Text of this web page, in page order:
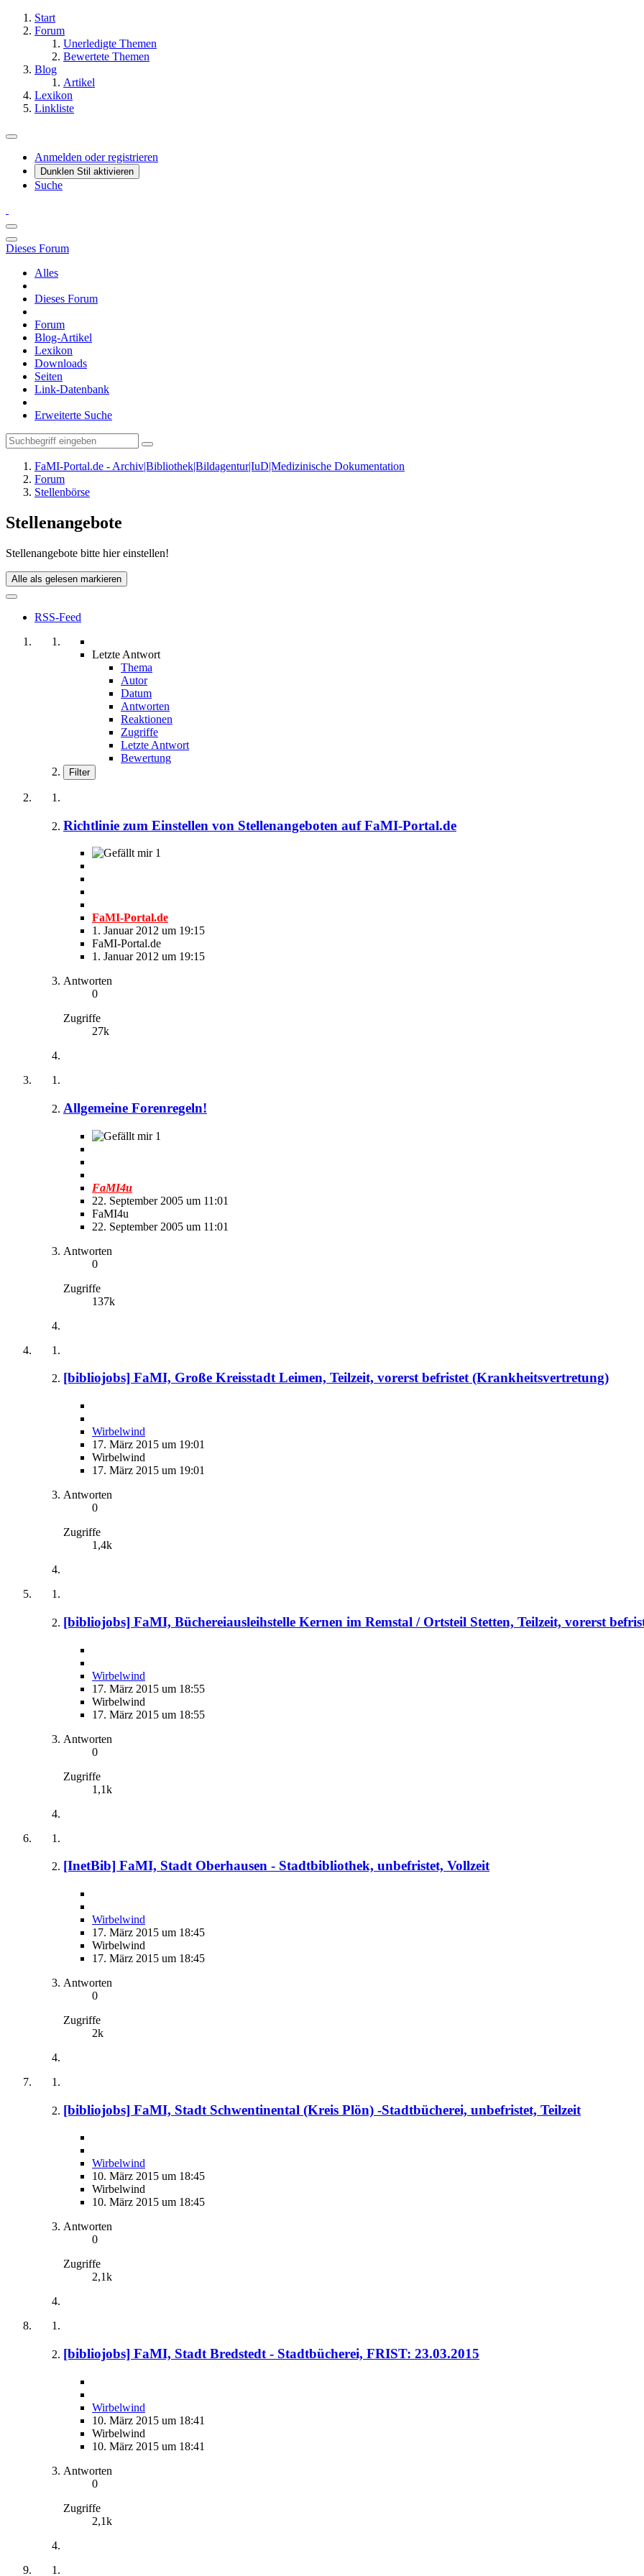
Start
Forum
Unerledigte Themen
Bewertete Themen
Blog
Artikel
Lexikon
Linkliste
Anmelden oder registrieren
Dunklen Stil aktivieren
Suche
Dieses Forum
Alles
Dieses Forum
Forum
Blog-Artikel
Lexikon
Downloads
Seiten
Link-Datenbank
Erweiterte Suche
FaMI-Portal.de - Archiv|Bibliothek|Bildagentur|IuD|Medizinische Dokumentation
Forum
Stellenbörse
Stellenangebote
Stellenangebote bitte hier einstellen!
Alle als gelesen markieren
RSS-Feed
Letzte Antwort
Thema
Autor
Datum
Antworten
Reaktionen
Zugriffe
Letzte Antwort
Bewertung
Filter
Richtlinie zum Einstellen von Stellenangeboten auf FaMI-Portal.de
1
FaMI-Portal.de
1. Januar 2012 um 19:15
FaMI-Portal.de
1. Januar 2012 um 19:15
Antworten
0
Zugriffe
27k
Allgemeine Forenregeln!
1
FaMI4u
22. September 2005 um 11:01
FaMI4u
22. September 2005 um 11:01
Antworten
0
Zugriffe
137k
[bibliojobs] FaMI, Große Kreisstadt Leimen, Teilzeit, vorerst befristet (Krankheitsvertretung)
Wirbelwind
17. März 2015 um 19:01
Wirbelwind
17. März 2015 um 19:01
Antworten
0
Zugriffe
1,4k
[bibliojobs] FaMI, Büchereiausleihstelle Kernen im Remstal / Ortsteil Stetten, Teilzeit, vorerst
Wirbelwind
17. März 2015 um 18:55
Wirbelwind
17. März 2015 um 18:55
Antworten
0
Zugriffe
1,1k
[InetBib] FaMI, Stadt Oberhausen - Stadtbibliothek, unbefristet, Vollzeit
Wirbelwind
17. März 2015 um 18:45
Wirbelwind
17. März 2015 um 18:45
Antworten
0
Zugriffe
2k
[bibliojobs] FaMI, Stadt Schwentinental (Kreis Plön) -Stadtbücherei, unbefristet, Teilzeit
Wirbelwind
10. März 2015 um 18:45
Wirbelwind
10. März 2015 um 18:45
Antworten
0
Zugriffe
2,1k
[bibliojobs] FaMI, Stadt Bredstedt - Stadtbücherei, FRIST: 23.03.2015
Wirbelwind
10. März 2015 um 18:41
Wirbelwind
10. März 2015 um 18:41
Antworten
0
Zugriffe
2,1k